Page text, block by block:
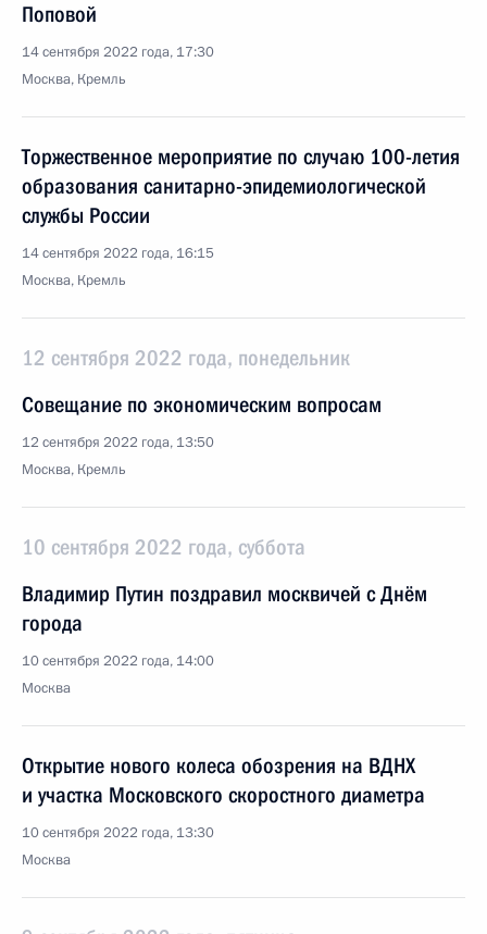
Поповой
14 сентября 2022 года, 17:30
Москва, Кремль
Торжественное мероприятие по случаю 100-летия
образования санитарно-эпидемиологической
службы России
14 сентября 2022 года, 16:15
Москва, Кремль
12 сентября 2022 года, понедельник
Совещание по экономическим вопросам
12 сентября 2022 года, 13:50
Москва, Кремль
10 сентября 2022 года, суббота
Владимир Путин поздравил москвичей с Днём
города
10 сентября 2022 года, 14:00
Москва
Открытие нового колеса обозрения на ВДНХ
и участка Московского скоростного диаметра
10 сентября 2022 года, 13:30
Москва